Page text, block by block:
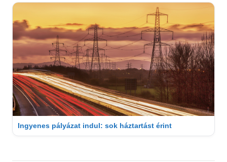
Ingyenes pályázat indul: sok háztartást érint